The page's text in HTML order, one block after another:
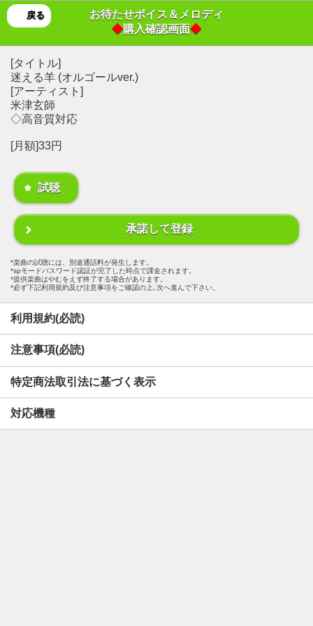
戻る
お待たせボイス＆メロディ
◆購入確認画面◆
[タイトル]
迷える羊 (オルゴールver.)
[アーティスト]
米津玄師
◇高音質対応
[月額]33円
試聴
承諾して登録
楽曲の試聴には、別途通話料が発生します。
spモードパスワード認証が完了した時点で課金されます。
提供楽曲はやむをえず終了する場合があります。
必ず下記利用規約及び注意事項をご確認の上､次へ進んで下さい。
利用規約(必読)
注意事項(必読)
特定商法取引法に基づく表示
対応機種